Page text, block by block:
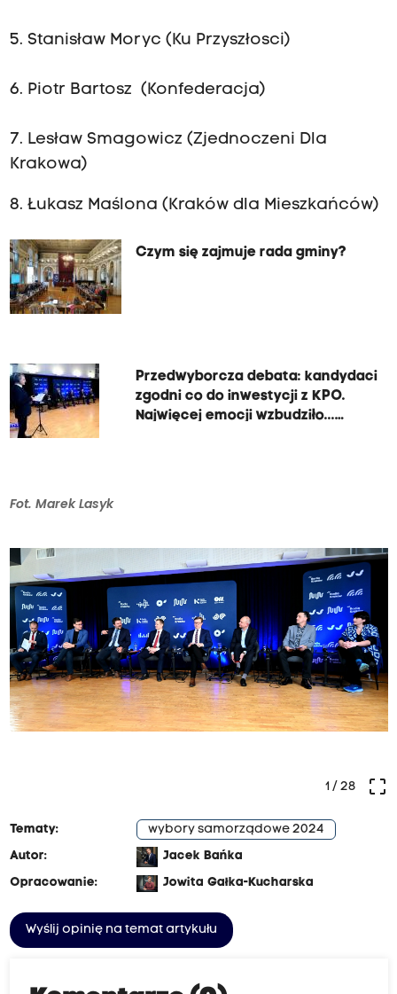
5. Stanisław Moryc (Ku Przyszłosci)
6. Piotr Bartosz (Konfederacja)
7. Lesław Smagowicz (Zjednoczeni Dla
Krakowa)
8. Łukasz Maślona (Kraków dla Mieszkańców)
Czym się zajmuje rada gminy?
Przedwyborcza debata: kandydaci
zgodni co do inwestycji z KPO.
Najwięcej emocji wzbudziło...
Fot. Marek Lasyk
crop_free
1 / 28
Tematy:
wybory samorządowe 2024
Autor:
Jacek Bańka
Opracowanie:
Jowita Gałka-Kucharska
Wyślij opinię na temat artykułu